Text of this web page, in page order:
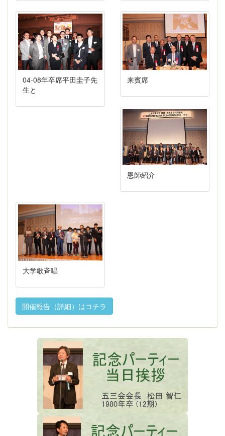
04-08年卒席平田圭子先
生と
来賓席
恩師紹介
大学歌斉唱
開催報告（詳細）はコチラ